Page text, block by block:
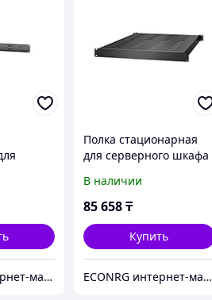
ECONRG интернет-магазин
Полка стационарная
для серверного шкафа
В наличии
85 658₸
Купить
ECONRG интернет-магазин